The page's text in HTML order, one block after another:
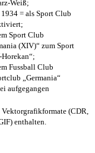
Weiß;
= als Sport Club
Sport Club
(XIV)“ zum Sport
Fussball Club
„Germania“
aufgegangen
(CDR,
enthalten.